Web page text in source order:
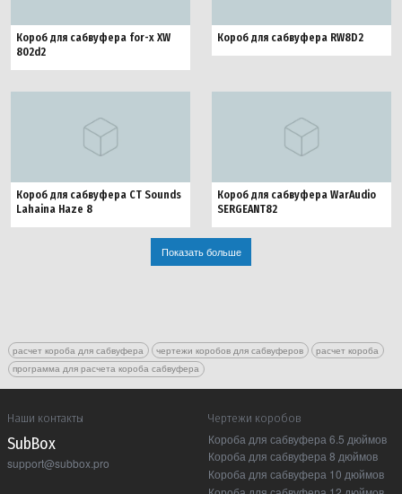
Короб для сабвуфера for-x XW
802d2
Короб для сабвуфера RW8D2
Короб для сабвуфера CT Sounds
Lahaina Haze 8
Короб для сабвуфера WarAudio
SERGEANT82
Показать больше
расчет короба для сабвуфера чертежи коробов для сабвуферов
расчет короба
программа для расчета короба сабвуфера
Наши контакты
Sub Box
support@subbox.pro
Чертежи коробов
Короба для сабвуфера 6.5 дюймов
Короба для сабвуфера 8 дюймов
Короба для сабвуфера 10 дюймов